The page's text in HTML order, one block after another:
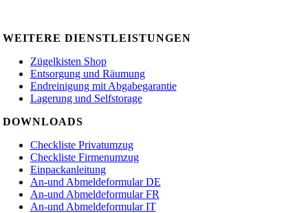
WEITERE DIENSTLEISTUNGEN
Zügelkisten Shop
Entsorgung und Räumung
Endreinigung mit Abgabegarantie
Lagerung und Selfstorage
DOWNLOADS
Checkliste Privatumzug
Checkliste Firmenumzug
Einpackanleitung
An-und Abmeldeformular DE
An-und Abmeldeformular FR
An-und Abmeldeformular IT